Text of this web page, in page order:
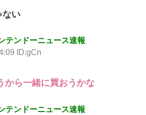
ない
テンドーニュース速報
ID:gCn
から一緒に買おうかな
テンドーニュース速報